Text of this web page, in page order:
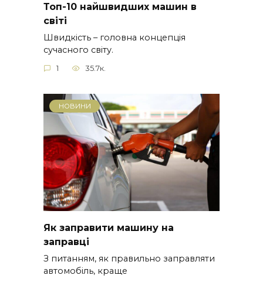
Топ-10 найшвидших машин в
світі
Швидкість – головна концепція
сучасного світу.
1 35.7к.
НОВИНИ
Як заправити машину на
заправці
З питанням, як правильно заправляти
автомобіль, краще